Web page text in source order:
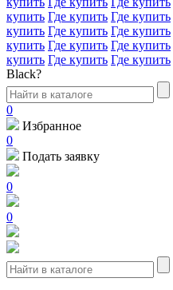
купить Где купить Где купить
купить Где купить Где купить
купить Где купить Где купить
купить Где купить Где купить
Black?
0
Избранное
0
Подать заявку
0
0